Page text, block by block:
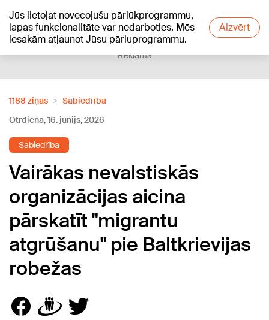
Jūs lietojat novecojušu pārlūkprogrammu,
lapas funkcionalitāte var nedarboties. Mēs
iesakām atjaunot Jūsu pārluprogrammu.
Aizvērt
+20°C
Reklāma
1188 ziņas
Sabiedrība
Otrdiena, 16. jūnijs, 2026
Sabiedrība
Vairākas nevalstiskās
organizācijas aicina
pārskatīt "migrantu
atgrūšanu" pie Baltkrievijas
robežas